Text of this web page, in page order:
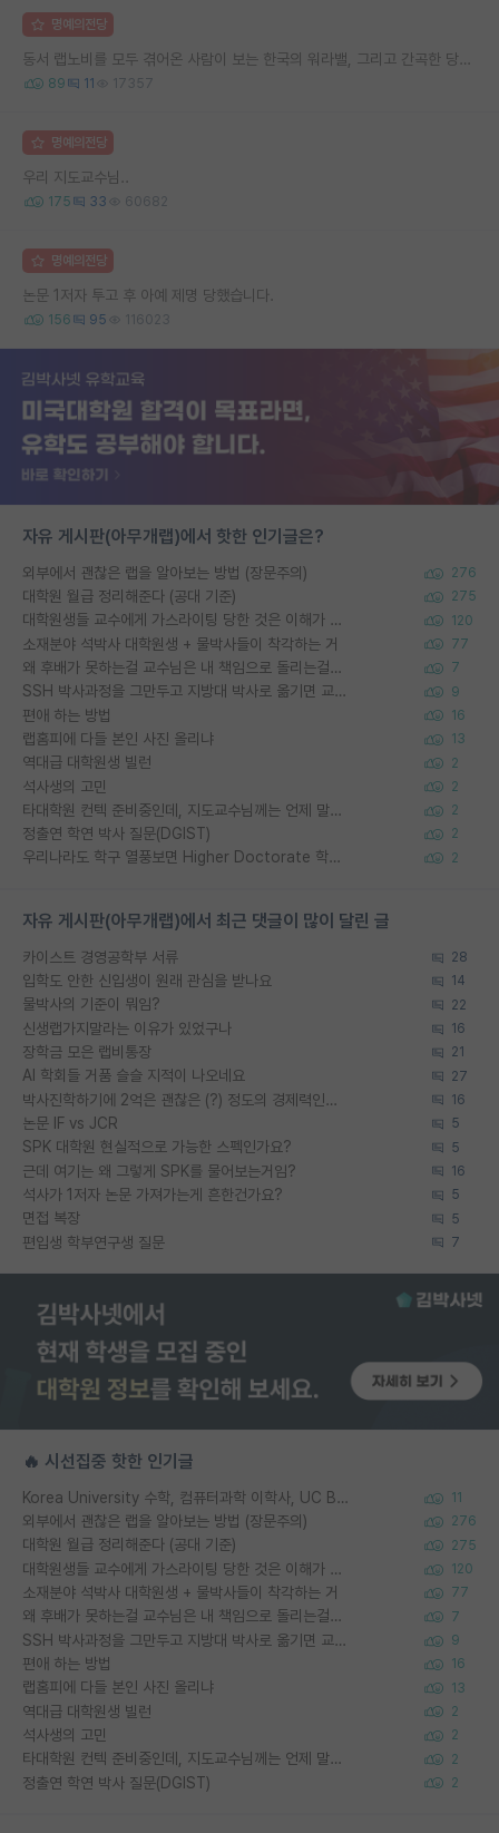
명예의전당
동서 랩노비를 모두 겪어온 사람이 보는 한국의 워라밸, 그리고 간곡한 당부의 말씀
89 11 17357
명예의전당
우리 지도교수님..
175 33 60682
명예의전당
논문 1저자 투고 후 아예 제명 당했습니다.
156 95 116023
자유 게시판(아무개랩)에서 핫한 인기글은?
외부에서 괜찮은 랩을 알아보는 방법 (장문주의) 276
대학원 월급 정리해준다 (공대 기준) 275
대학원생들 교수에게 가스라이팅 당한 것은 이해가 갑니다. 안타깝네요. 120
소재분야 석박사 대학원생 + 물박사들이 착각하는 거 77
왜 후배가 못하는걸 교수님은 내 책임으로 돌리는걸까요? 7
SSH 박사과정을 그만두고 지방대 박사로 옮기면 교수의 꿈은 끝일까요? 9
편애 하는 방법 16
랩홈피에 다들 본인 사진 올리냐 13
역대급 대학원생 빌런 2
석사생의 고민 2
타대학원 컨텍 준비중인데, 지도교수님께는 언제 말씀드려야 할까요? 2
정출연 학연 박사 질문(DGIST) 2
우리나라도 학구 열풍보면 Higher Doctorate 학위가 필요하다고 봅니다. 2
자유 게시판(아무개랩)에서 최근 댓글이 많이 달린 글
카이스트 경영공학부 서류 28
입학도 안한 신입생이 원래 관심을 받나요 14
물박사의 기준이 뭐임? 22
신생랩가지말라는 이유가 있었구나 16
장학금 모은 랩비통장 21
AI 학회들 거품 슬슬 지적이 나오네요 27
박사진학하기에 2억은 괜찮은 (?) 정도의 경제력인가요 16
논문 IF vs JCR 5
SPK 대학원 현실적으로 가능한 스펙인가요? 5
근데 여기는 왜 그렇게 SPK를 물어보는거임? 16
석사가 1저자 논문 가져가는게 흔한건가요? 5
면접 복장 5
편입생 학부연구생 질문 7
🔥 시선집중 핫한 인기글
Korea University 수학, 컴퓨터과학 이학사, UC Berkeley 산업공학 대학원 공학박사가 되는 것은 쉽지 않겠죠? 11
외부에서 괜찮은 랩을 알아보는 방법 (장문주의) 276
대학원 월급 정리해준다 (공대 기준) 275
대학원생들 교수에게 가스라이팅 당한 것은 이해가 갑니다. 안타깝네요. 120
소재분야 석박사 대학원생 + 물박사들이 착각하는 거 77
왜 후배가 못하는걸 교수님은 내 책임으로 돌리는걸까요? 7
SSH 박사과정을 그만두고 지방대 박사로 옮기면 교수의 꿈은 끝일까요? 9
편애 하는 방법 16
랩홈피에 다들 본인 사진 올리냐 13
역대급 대학원생 빌런 2
석사생의 고민 2
타대학원 컨텍 준비중인데, 지도교수님께는 언제 말씀드려야 할까요? 2
정출연 학연 박사 질문(DGIST) 2